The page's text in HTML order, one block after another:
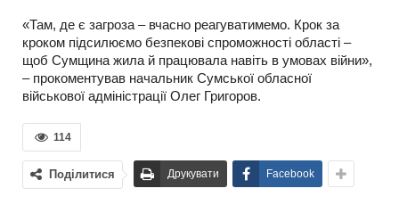
«Там, де є загроза – вчасно реагуватимемо. Крок за
кроком підсилюємо безпекові спроможності області –
щоб Сумщина жила й працювала навіть в умовах війни»,
– прокоментував начальник Сумської обласної
військової адміністрації Олег Григоров.
114
Поділитися Друкувати Facebook